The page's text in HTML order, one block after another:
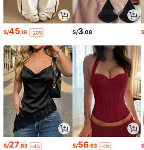
S/45.19 -20% S/3.08
S/27.83 -4% S/56.63 -4%